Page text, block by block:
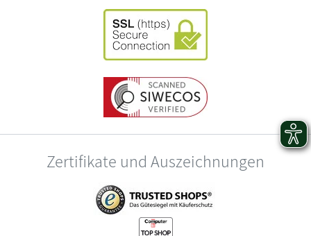
Zertifikate und Auszeichnungen